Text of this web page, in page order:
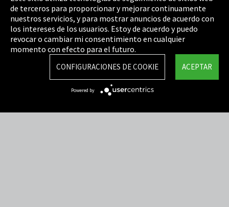
Política de privacidad
Cookie Settings
Términos y Condiciones
Mapa del sitio
Integrity Line
de terceros para proporcionar y mejorar continuamente
nuestros servicios, y para mostrar anuncios de acuerdo con
los intereses de los usuarios. Estoy de acuerdo y puedo
revocar o cambiar mi consentimiento en cualquier
momento con efecto para el futuro.
ACEPTAR
CONFIGURACIONES DE COOKIE
Powered by